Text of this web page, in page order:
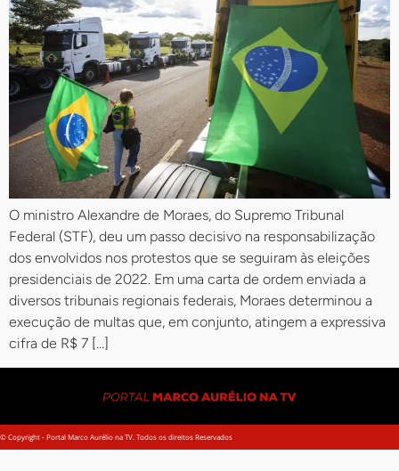
O ministro Alexandre de Moraes, do Supremo Tribunal
Federal (STF), deu um passo decisivo na responsabilização
dos envolvidos nos protestos que se seguiram às eleições
presidenciais de 2022. Em uma carta de ordem enviada a
diversos tribunais regionais federais, Moraes determinou a
execução de multas que, em conjunto, atingem a expressiva
cifra de R$ 7 […]
© Copyright - Portal Marco Aurélio na TV. Todos os direitos Reservados